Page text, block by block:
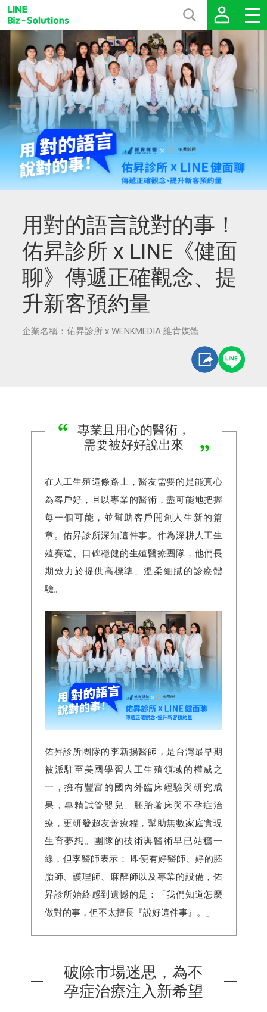
用對的語言說對的事！
佑昇診所 x LINE《健面
聊》傳遞正確觀念、提
升新客預約量
企業名稱：佑昇診所 x WENKMEDIA 維肯媒體
專業且用心的醫術，
需要被好好說出來
在人工生殖這條路上，醫友需要的是能真心
為客戶好，且以專業的醫術，盡可能地把握
每一個可能，並幫助客戶開創人生新的篇
章。佑昇診所深知這件事。作為深耕人工生
殖賽道、口碑穩健的生殖醫療團隊，他們長
期致力於提供高標準、溫柔細膩的診療體
驗。
佑昇診所團隊的李新揚醫師，是台灣最早期
被派駐至美國學習人工生殖領域的權威之
一，擁有豐富的國內外臨床經驗與研究成
果，專精試管嬰兒、胚胎著床與不孕症治
療，更研發超友善療程，幫助無數家庭實現
生育夢想。團隊的技術與醫術早已站穩一
線，但李醫師表示： 即便有好醫師、好的胚
胎師、護理師、麻醉師以及專業的設備，佑
昇診所始終感到遺憾的是：「我們知道怎麼
做對的事，但不太擅長『說好這件事』。」
破除市場迷思，為不
孕症治療注入新希望